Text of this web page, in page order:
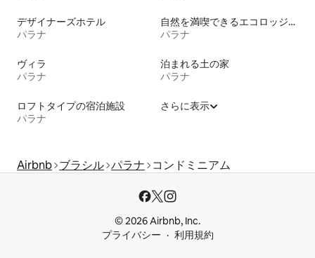
デザイナーズホテル
パラナ
自然を満喫できるエコロッジの宿泊施設
パラナ
ヴィラ
パラナ
泊まれる土の家
パラナ
ロフトタイプの宿泊施設
パラナ
さらに表示
Airbnb ブラシル パラナ コンドミニアム
© 2026 Airbnb, Inc.
プライバシー
利用規約